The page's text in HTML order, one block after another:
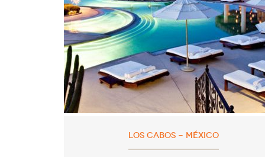
LOS CABOS - MÉXICO